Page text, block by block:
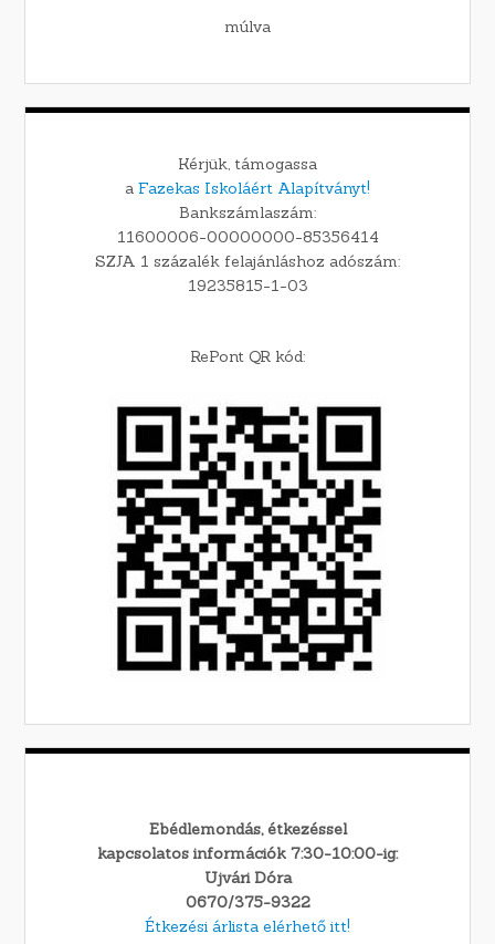
múlva
Kérjük, támogassa
a Fazekas Iskoláért Alapítványt!
Bankszámlaszám:
11600006-00000000-85356414
SZJA 1 százalék felajánláshoz adószám:
19235815-1-03
RePont QR kód:
Ebédlemondás, étkezéssel
kapcsolatos információk 7:30-10:00-ig:
Ujvári Dóra
0670/375-9322
Étkezési árlista elérhető itt!